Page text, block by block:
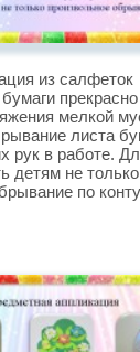
из салфеток
мелкой
листа
рук в работе.
детям не
по